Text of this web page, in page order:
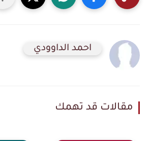
احمد الداوودي
مقالات قد تهمك